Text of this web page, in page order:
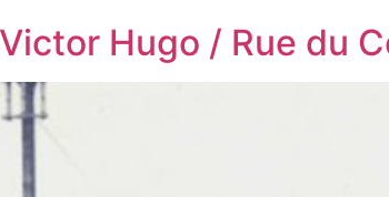
Hugo / Rue du